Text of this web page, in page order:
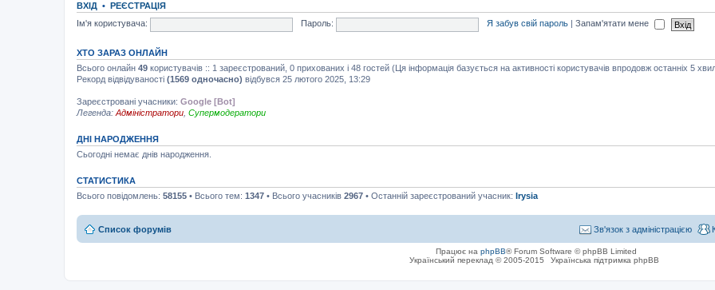
ВХІД • РЕЄСТРАЦІЯ
Ім'я користувача:
Пароль: Я забув свій пароль Запам'ятати мене
ХТО ЗАРАЗ ОНЛАЙН
Всього онлайн 49 користувачів :: 1 зареєстрований, 0 прихованих і 48 гостей (Ця інформація базується на активності користувачів впродовж останніх 5
Рекорд відвідуваності (1569 одночасно) відбувся 25 лютого 2025, 13:29
Зареєстровані учасники: Google [Bot]
Легенда: Адміністратори Супермодератори
ДНІ НАРОДЖЕННЯ
Сьогодні немає днів народження.
СТАТИСТИКА
Всього повідомлень: 58155 • Всього тем: 1347 • Всього учасників 2967 • Останній зареєстрований учасник: Irysia
Список форумів Зв'язок з адміністрацією
Працює на phpBB® Forum Software © phpBB Limited
Український переклад © 2005-2015
Українська підтримка phpBB